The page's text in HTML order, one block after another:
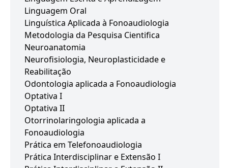
Linguagem Oral
Linguística Aplicada à Fonoaudiologia
Metodologia da Pesquisa Cientifica
Neuroanatomia
Neurofisiologia, Neuroplasticidade e
Reabilitação
Odontologia aplicada a Fonoaudiologia
Optativa I
Optativa II
Otorrinolaringologia aplicada a
Fonoaudiologia
Prática em Telefonoaudiologia
Prática Interdisciplinar e Extensão I